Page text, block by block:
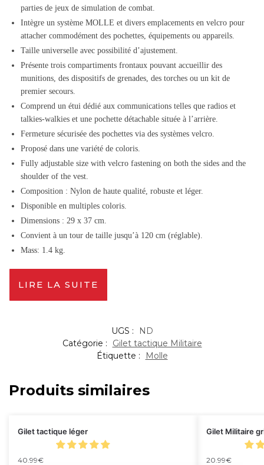
parties de jeux de simulation de combat.
Intègre un système MOLLE et divers emplacements en velcro pour
attacher commodément des pochettes, équipements ou appareils.
Taille universelle avec possibilité d’ajustement.
Présente trois compartiments frontaux pouvant accueillir des
munitions, des dispositifs de grenades, des torches ou un kit de
premier secours.
Comprend un étui dédié aux communications telles que radios et
talkies-walkies et une pochette détachable située à l’arrière.
Fermeture sécurisée des pochettes via des systèmes velcro.
Proposé dans une variété de coloris.
Fully adjustable size with velcro fastening on both the sides and the
shoulder of the vest.
Composition : Nylon de haute qualité, robuste et léger.
Disponible en multiples coloris.
Dimensions : 29 x 37 cm.
Convient à un tour de taille jusqu’à 120 cm (réglable).
Mass: 1.4 kg.
LIRE LA SUITE
UGS :
ND
Catégorie :
Gilet tactique Militaire
Étiquette :
Molle
Produits similaires
Gilet tactique léger
40.99€
Gilet Militaire
20.99€